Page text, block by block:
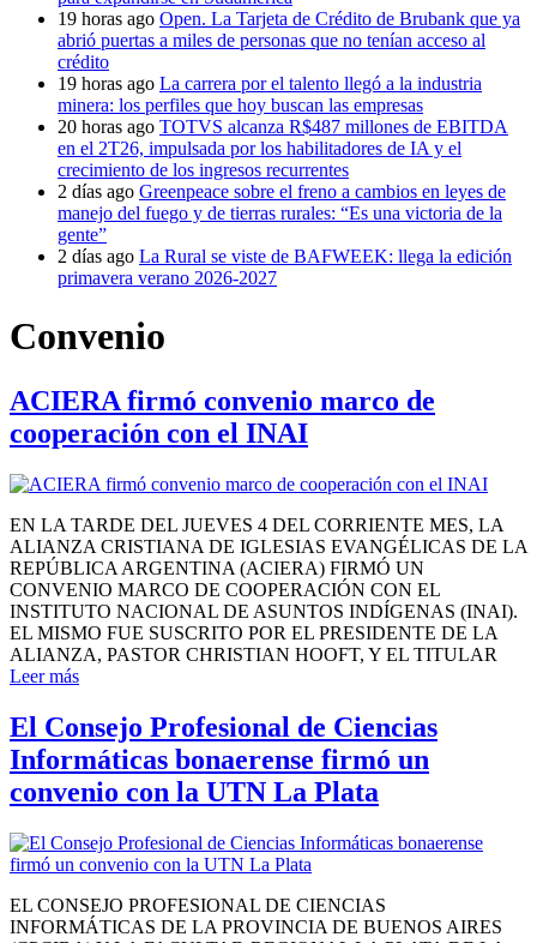
19 horas ago Open. La Tarjeta de Crédito de Brubank que ya
abrió puertas a miles de personas que no tenían acceso al
crédito
19 horas ago La carrera por el talento llegó a la industria
minera: los perfiles que hoy buscan las empresas
20 horas ago TOTVS alcanza R$487 millones de EBITDA
en el 2T26, impulsada por los habilitadores de IA y el
crecimiento de los ingresos recurrentes
2 días ago Greenpeace sobre el freno a cambios en leyes de
manejo del fuego y de tierras rurales: “Es una victoria de la
gente”
2 días ago La Rural se viste de BAFWEEK: llega la edición
primavera verano 2026-2027
Convenio
ACIERA firmó convenio marco de
cooperación con el INAI
EN LA TARDE DEL JUEVES 4 DEL CORRIENTE MES, LA
ALIANZA CRISTIANA DE IGLESIAS EVANGÉLICAS DE LA
REPÚBLICA ARGENTINA (ACIERA) FIRMÓ UN
CONVENIO MARCO DE COOPERACIÓN CON EL
INSTITUTO NACIONAL DE ASUNTOS INDÍGENAS (INAI).
EL MISMO FUE SUSCRITO POR EL PRESIDENTE DE LA
ALIANZA, PASTOR CHRISTIAN HOOFT, Y EL TITULAR
Leer más
El Consejo Profesional de Ciencias
Informáticas bonaerense firmó un
convenio con la UTN La Plata
EL CONSEJO PROFESIONAL DE CIENCIAS
INFORMÁTICAS DE LA PROVINCIA DE BUENOS AIRES